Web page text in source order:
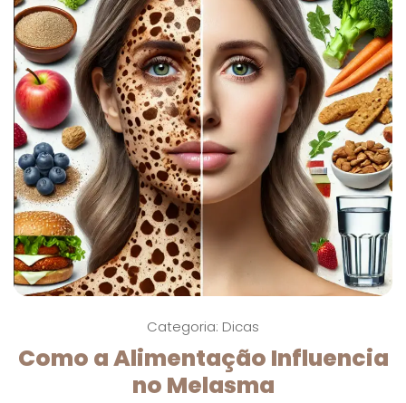
Categoria: Dicas
Como a Alimentação Influencia
no Melasma